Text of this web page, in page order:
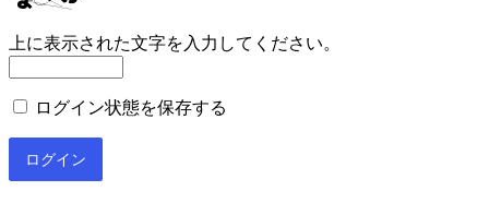
上に表示された文字を入力してください。
ログイン状態を保存する